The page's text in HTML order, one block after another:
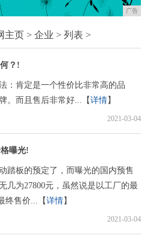
广告
主页 > 企业 > 列表 >
？!
：肯定是一个性价比非常高的品
。而且售后非常好...【详情】
2021-03-04
曝光!
踏板的预定了，而曝光的国内预售
几为27800元，虽然说是以工厂的最
终售价...【详情】
2021-03-04